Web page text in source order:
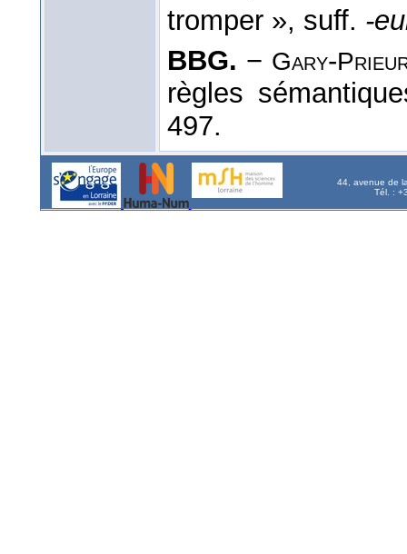
tromper », suff. -
BBG. − Gary-
règles
497.
44, avenue de
Tél. :